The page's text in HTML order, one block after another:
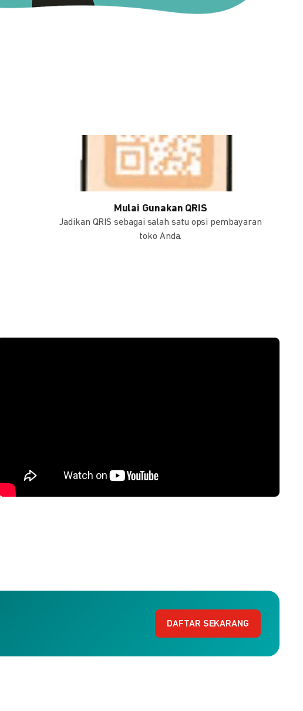
Mulai Gunakan QRIS
Jadikan QRIS sebagai salah satu opsi pembayaran
toko Anda.
DAFTAR SEKARANG